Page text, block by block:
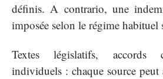
définis. A contrario, une
imposée selon le régime habituel
Textes législatifs, accords
individuels : chaque source